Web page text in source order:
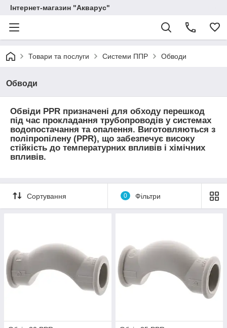
Інтернет-магазин "Акварус"
Товари та послуги Системи ППР Обводи
Обводи
Обвіди PPR призначені для обходу перешкод
під час прокладання трубопроводів у системах
водопостачання та опалення. Виготовляються з
поліпропілену (PPR), що забезпечує високу
стійкість до температурних впливів і хімічних
впливів.
Сортування 0 Фільтри